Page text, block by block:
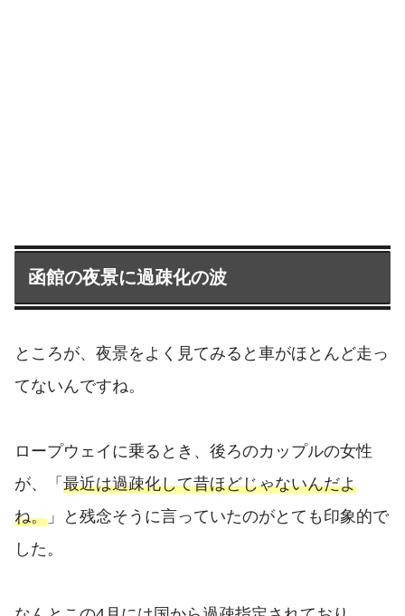
函館の夜景に過疎化の波
ところが、夜景をよく見てみると車がほとんど走っ
てないんですね。
ロープウェイに乗るとき、後ろのカップルの女性
が、「 最近は過疎化して昔ほどじゃないんだよ
ね。 」と残念そうに言っていたのがとても印象的で
した。